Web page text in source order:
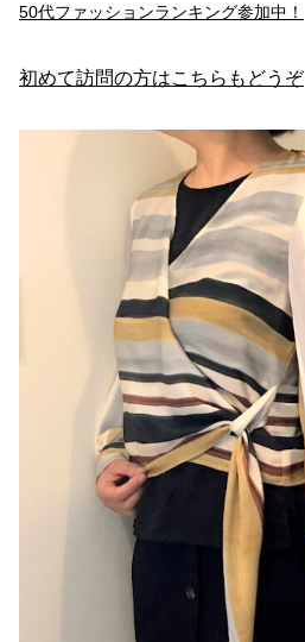
50代ファッションランキング参加中！
初めて訪問の方はこちらもどうぞ